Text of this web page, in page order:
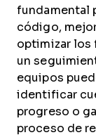
fundamental
código,
optimizar los
un
equipos
identificar
progreso o
proceso de